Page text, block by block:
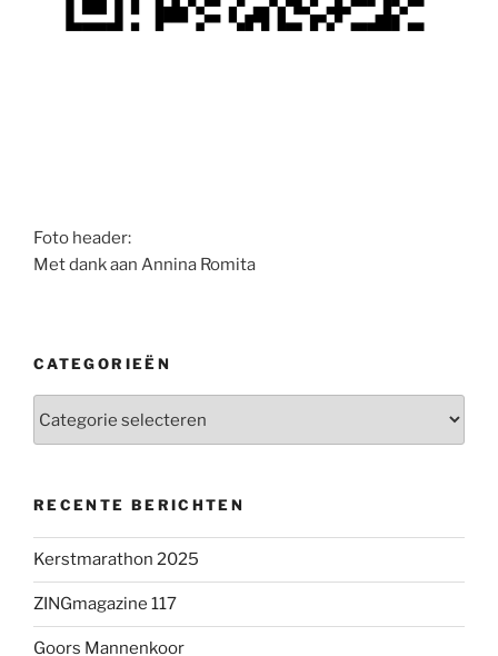
Foto header:
Met dank aan Annina Romita
CATEGORIEËN
RECENTE BERICHTEN
Kerstmarathon 2025
ZINGmagazine 117
Goors Mannenkoor